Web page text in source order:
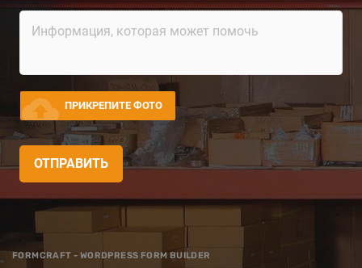
cloud_upload ПРИКРЕПИТЕ ФОТО
ОТПРАВИТЬ
FORMCRAFT - WORDPRESS FORM BUILDER